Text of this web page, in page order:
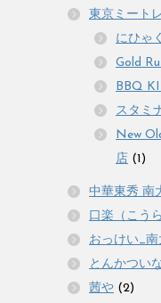
東京ミート
にひゃ
Gold
BBQ
スタミ
New
店 (1)
中華東秀 南
口楽（こう
おっけい_
とんかつい
茜や (2)